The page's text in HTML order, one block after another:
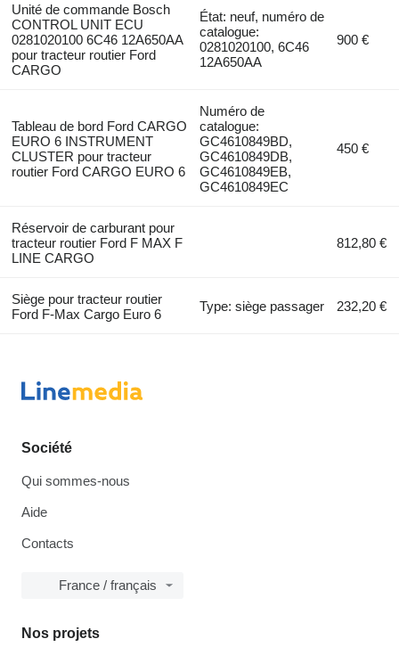
Unité de commande Bosch
CONTROL UNIT ECU
0281020100 6C46 12A650AA
pour tracteur routier Ford
CARGO
État: neuf, numéro de
catalogue:
0281020100, 6C46
12A650AA
900 €
Tableau de bord Ford CARGO
EURO 6 INSTRUMENT
CLUSTER pour tracteur
routier Ford CARGO EURO 6
Numéro de
catalogue:
GC4610849BD,
GC4610849DB,
GC4610849EB,
GC4610849EC
450 €
Réservoir de carburant pour
tracteur routier Ford F MAX F
LINE CARGO
812,80 €
Siège pour tracteur routier
Ford F-Max Cargo Euro 6
Type: siège passager 232,20 €
Société
Qui sommes-nous
Aide
Contacts
France / français
Nos projets